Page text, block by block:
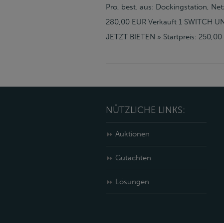
Pro, best. aus: Dockingstation,
280,00 EUR Verkauft 1 SWITCH
JETZT BIETEN » Startpreis: 250,00
NÜTZLICHE LINKS:
Auktionen
Gutachten
Lösungen